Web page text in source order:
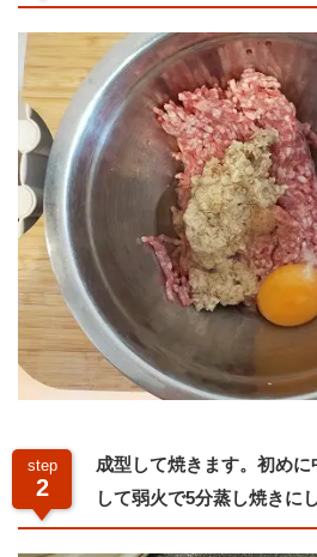
step
2
成型して焼きます。初め
して弱火で5分蒸し焼きに